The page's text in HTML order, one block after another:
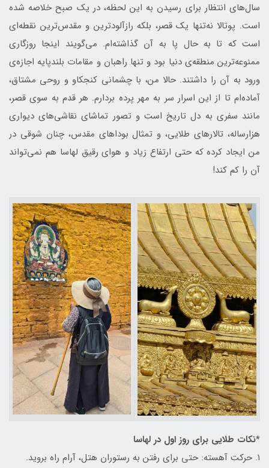
سال‌های انتظار برای رسیدن به این لحظه، در یک صبح خلاصه شده
است. پوتالا نه‌تنها یک قصر، بلکه رازآلودترین و مقدس‌ترین نقطه‌ای
است که تا به حال پا به آن گذاشته‌ام. می‌گویند اینجا روزگاری
ممنوعه‌ترین منطقه‌ی دنیا بود و تنها راهبان و مقامات بلندپایه اجازه‌ی
ورود به آن را داشتند. حالا من، با چشمانی کنجکاو و روحی مشتاق،
آماده‌ام تا از این اسرار سر به مهر پرده بردارم. هر قدم به سوی قصر،
مانند سفری به دل تاریخ است و تصور تماشای نقاشی‌های دیواری
هزارساله، تالارهای طلایی، و تمثال بوداهای مقدس، چنان شوقی در
من ایجاد کرده که حتی ارتفاع زیاد و هوای رقیق لهاسا هم نمی‌تواند
آن را کم کند!
*نکات طلایی برای روز اول در لهاسا
۱. حرکت آهسته: حتی برای رفتن به رستوران هتل، آرام راه بروید.